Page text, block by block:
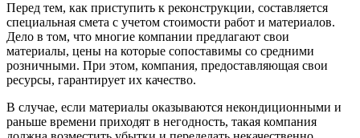
Перед тем, как приступить к реконструкции, составляется
специальная смета с учетом стоимости работ и материалов.
Дело в том, что многие компании предлагают свои
материалы, цены на которые сопоставимы со средними
розничными. При этом, компания, предоставляющая свои
ресурсы, гарантирует их качество.
В случае, если материалы оказываются некондиционными и
раньше времени приходят в негодность, такая компания